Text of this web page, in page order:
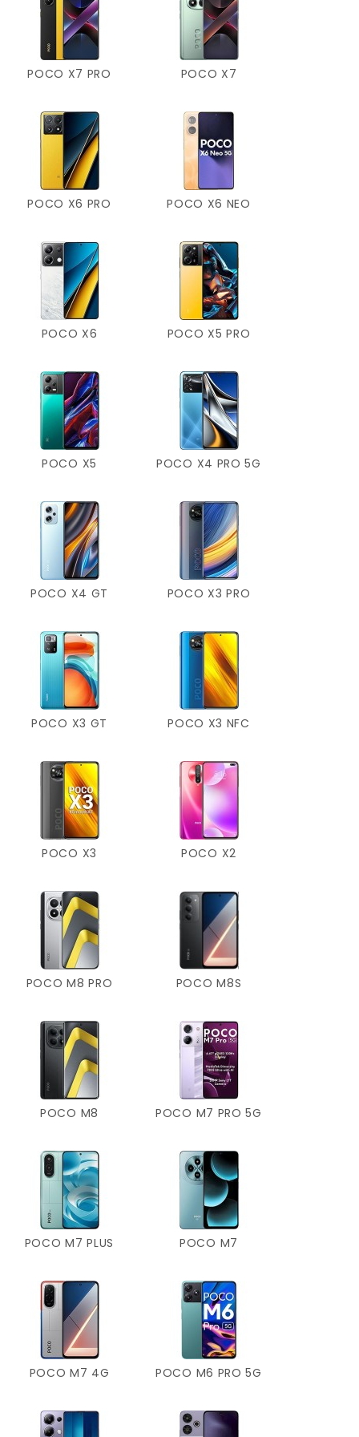
POCO X7 PRO POCO X7
POCO X6 PRO POCO X6 NEO
POCO X6 POCO X5 PRO
POCO X5 POCO X4 PRO 5G
POCO X4 GT POCO X3 PRO
POCO X3 GT POCO X3 NFC
POCO X3 POCO X2
POCO M8 PRO POCO M8S
POCO M8 POCO M7 PRO 5G
POCO M7 PLUS POCO M7
POCO M7 4G POCO M6 PRO 5G